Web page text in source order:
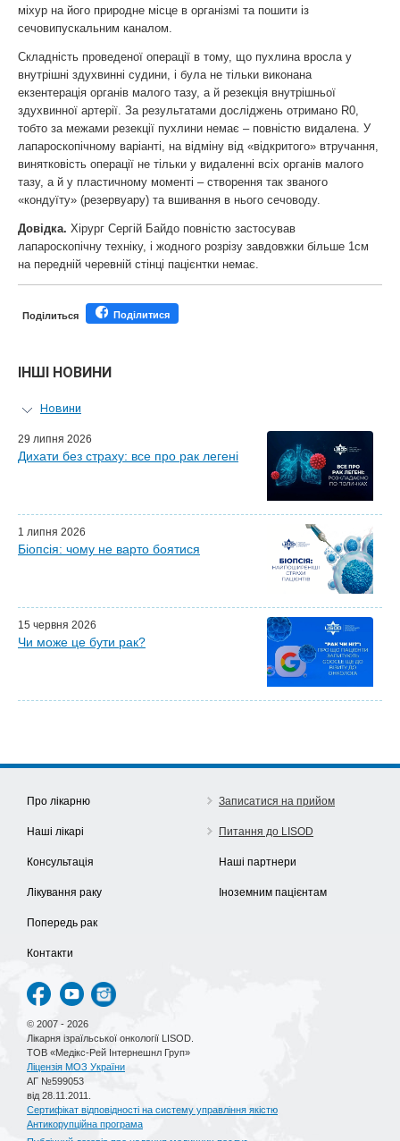
міхур на його природне місце в організмі та пошити із
сечовипускальним каналом.
Складність проведеної операції в тому, що пухлина вросла у
внутрішні здухвинні судини, і була не тільки виконана
екзентерація органів малого тазу, а й резекція внутрішньої
здухвинної артерії. За результатами досліджень отримано R0,
тобто за межами резекції пухлини немає – повністю видалена. У
лапароскопічному варіанті, на відміну від «відкритого» втручання,
винятковість операції не тільки у видаленні всіх органів малого
тазу, а й у пластичному моменті – створення так званого
«кондуїту» (резервуару) та вшивання в нього сечоводу.
Довідка. Хірург Сергій Байдо повністю застосував
лапароскопічну техніку, і жодного розрізу завдовжки більше 1см
на передній черевній стінці пацієнтки немає.
Поділиться Поділитися
ІНШІ НОВИНИ
Новини
Персональний гід
Майстер-класи для лікарів
Партнери LISOD
29 липня 2026
Дихати без страху: все про рак легені
1 липня 2026
Біопсія: чому не варто боятися
15 червня 2026
Чи може це бути рак?
Про лікарню
Наші лікарі
Консультація
Лікування раку
Попередь рак
Контакти
Записатися на прийом
Питання до LISOD
Наші партнери
Іноземним пацієнтам
© 2007 - 2026
Лікарня ізраїльської онкології LISOD.
ТОВ «Медікс-Рей Інтернешнл Груп»
Ліцензія МОЗ України
АГ №599053
від 28.11.2011.
Сертифікат відповідності на систему управління якістю
Антикорупційна програма